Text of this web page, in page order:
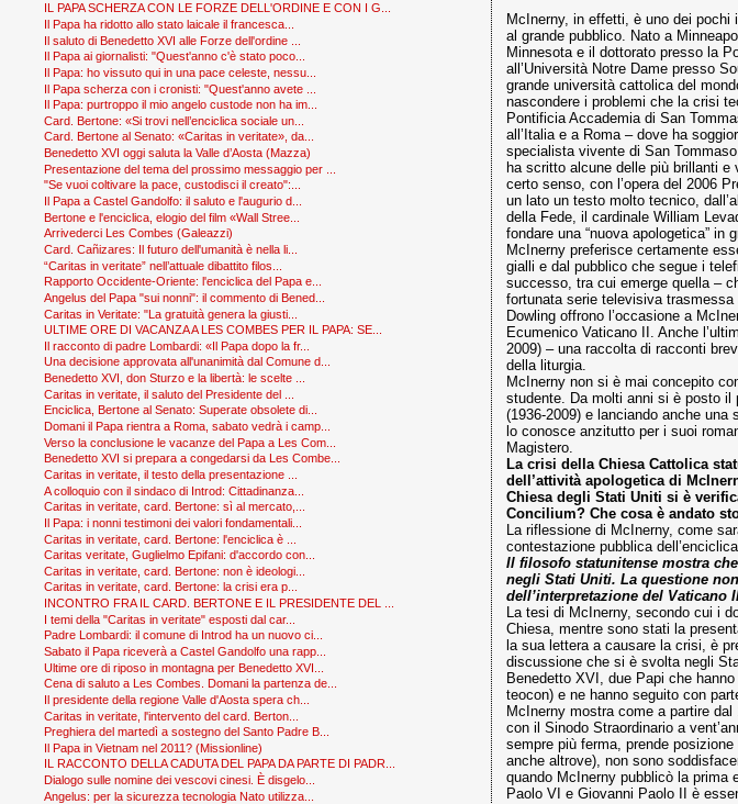
McInerny, in effetti, è uno dei
al grande pubblico. Nato a
Minnesota e il dottorato presso la
all’Università Notre Dame presso
grande università cattolica del
nascondere i problemi che la crisi
Pontificia Accademia di San
all’Italia e a Roma – dove ha
specialista vivente di San
ha scritto alcune delle più brillanti
certo senso, con l’opera del 2006
un lato un testo molto tecnico,
della Fede, il cardinale William
fondare una “nuova apologetica”
McInerny preferisce certamente
gialli e dal pubblico che segue i
successo, tra cui emerge quella –
fortunata serie televisiva
Dowling offrono l’occasione a
Ecumenico Vaticano II. Anche
2009) – una raccolta di racconti
della liturgia.
McInerny non si è mai concepito
studente. Da molti anni si è posto il
(1936-2009) e lanciando anche
lo conosce anzitutto per i suoi
Magistero.
La crisi della Chiesa Cattolica
dell’attività apologetica di
Chiesa degli Stati Uniti si è
Concilium? Che cosa è andato
La riflessione di McInerny, come
contestazione pubblica
Il filosofo statunitense mostra
negli Stati Uniti. La questione
dell’interpretazione del Vaticano
La tesi di McInerny, secondo cui i
Chiesa, mentre sono stati la
la sua lettera a causare la crisi, è
discussione che si è svolta negli
Benedetto XVI, due Papi che
teocon) e ne hanno seguito con
McInerny mostra come a partire
con il Sinodo Straordinario a
sempre più ferma, prende posizione
anche altrove), non sono
quando McInerny pubblicò la prima
Paolo VI e Giovanni Paolo II è
IL PAPA SCHERZA CON LE FORZE DELL'ORDINE E CON I G...
Il Papa ha ridotto allo stato laicale il francesca...
Il saluto di Benedetto XVI alle Forze dell'ordine ...
Il Papa ai giornalisti: "Quest'anno c'è stato poco...
Il Papa: ho vissuto qui in una pace celeste, nessu...
Il Papa scherza con i cronisti: "Quest'anno avete ...
Il Papa: purtroppo il mio angelo custode non ha im...
Card. Bertone: «Si trovi nell’enciclica sociale un...
Card. Bertone al Senato: «Caritas in veritate», da...
Benedetto XVI oggi saluta la Valle d’Aosta (Mazza)
Presentazione del tema del prossimo messaggio per ...
"Se vuoi coltivare la pace, custodisci il creato":...
Il Papa a Castel Gandolfo: il saluto e l'augurio d...
Bertone e l'enciclica, elogio del film «Wall Stree...
Arrivederci Les Combes (Galeazzi)
Card. Cañizares: Il futuro dell'umanità è nella li...
“Caritas in veritate” nell’attuale dibattito filos...
Rapporto Occidente-Oriente: l'enciclica del Papa e...
Angelus del Papa "sui nonni": il commento di Bened...
Caritas in Veritate: "La gratuità genera la giusti...
ULTIME ORE DI VACANZA A LES COMBES PER IL PAPA: SE...
Il racconto di padre Lombardi: «Il Papa dopo la fr...
Una decisione approvata all'unanimità dal Comune d...
Benedetto XVI, don Sturzo e la libertà: le scelte ...
Caritas in veritate, il saluto del Presidente del ...
Enciclica, Bertone al Senato: Superate obsolete di...
Domani il Papa rientra a Roma, sabato vedrà i camp...
Verso la conclusione le vacanze del Papa a Les Com...
Benedetto XVI si prepara a congedarsi da Les Combe...
Caritas in veritate, il testo della presentazione ...
A colloquio con il sindaco di Introd: Cittadinanza...
Caritas in veritate, card. Bertone: sì al mercato,...
Il Papa: i nonni testimoni dei valori fondamentali...
Caritas in veritate, card. Bertone: l'enciclica è ...
Caritas veritate, Guglielmo Epifani: d'accordo con...
Caritas in veritate, card. Bertone: non è ideologi...
Caritas in veritate, card. Bertone: la crisi era p...
INCONTRO FRA IL CARD. BERTONE E IL PRESIDENTE DEL ...
I temi della "Caritas in veritate" esposti dal car...
Padre Lombardi: il comune di Introd ha un nuovo ci...
Sabato il Papa riceverà a Castel Gandolfo una rapp...
Ultime ore di riposo in montagna per Benedetto XVI...
Cena di saluto a Les Combes. Domani la partenza de...
Il presidente della regione Valle d'Aosta spera ch...
Caritas in veritate, l'intervento del card. Berton...
Preghiera del martedì a sostegno del Santo Padre B...
Il Papa in Vietnam nel 2011? (Missionline)
IL RACCONTO DELLA CADUTA DEL PAPA DA PARTE DI PADR...
Dialogo sulle nomine dei vescovi cinesi. È disgelo...
Angelus: per la sicurezza tecnologia Nato utilizza...